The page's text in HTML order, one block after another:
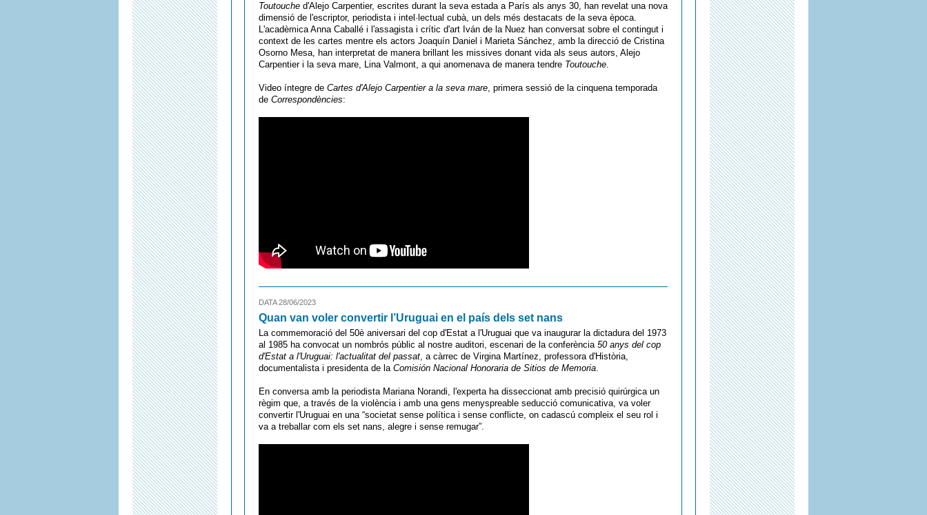
Toutouche d'Alejo Carpentier, escrites durant la seva estada a París als anys 30, han revelat una nova
dimensió de l'escriptor, periodista i intel·lectual cubà, un dels més destacats de la seva època.
L'acadèmica Anna Caballé i l'assagista i crític d'art Iván de la Nuez han conversat sobre el contingut i
context de les cartes mentre els actors Joaquín Daniel i Marieta Sánchez, amb la direcció de Cristina
Osorno Mesa, han interpretat de manera brillant les missives donant vida als seus autors, Alejo
Carpentier i la seva mare, Lina Valmont, a qui anomenava de manera tendre Toutouche.
Video íntegre de Cartes d'Alejo Carpentier a la seva mare, primera sessió de la cinquena temporada
de Correspondències:
DATA 28/06/2023
Quan van voler convertir l’Uruguai en el país dels set nans
La commemoració del 50è aniversari del cop d'Estat a l'Uruguai que va inaugurar la dictadura del 1973
al 1985 ha convocat un nombrós públic al nostre auditori, escenari de la conferència 50 anys del cop
d'Estat a l'Uruguai: l'actualitat del passat, a càrrec de Virgina Martínez, professora d'Història,
documentalista i presidenta de la Comisión Nacional Honoraria de Sitios de Memoria.
En conversa amb la periodista Mariana Norandi, l'experta ha disseccionat amb precisió quirúrgica un
règim que, a través de la violència i amb una gens menyspreable seducció comunicativa, va voler
convertir l'Uruguai en una “societat sense política i sense conflicte, on cadascú compleix el seu rol i
va a treballar com els set nans, alegre i sense remugar”.